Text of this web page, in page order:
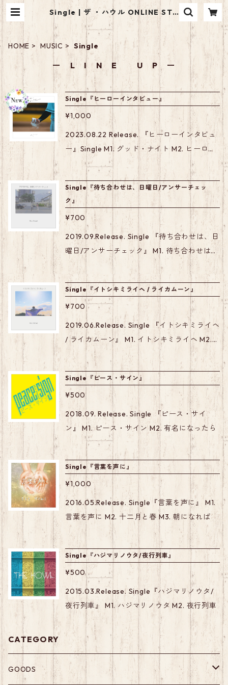
Single | ザ ・ハウル ONLINE STO
RE
HOME MUSIC Single
ー L I N E U P ー
Single『ヒーローインタビュー』
¥1,000
2023.08.22 Release. 『ヒーローインタビュ
ー』Single M1. グッド・ナイト M2. ヒーロー
インタビュー M3. アイニードユー
Single『待ち合わせは、日曜日/アンサーチェッ
ク』
¥700
2019.09.Release. Single 『待ち合わせは、日
曜日/アンサーチェック』 M1. 待ち合わせは、
日曜日 M2. アンサーチェック
Single『イトシキミライヘ / ライカムーン』
¥700
2019.06.Release. Single 『イトシキミライヘ
/ ライカムーン』 M1. イトシキミライヘ M2.
ライカムーン
Single『ピース・サイン』
¥500
2018.09. Release. Single 『ピース・サイ
ン』 M1. ピース・サイン M2. 有名になったら
Single『言葉を声に』
¥1,000
2016.05.Release. Single『言葉を声に』 M1.
言葉を声に M2. 十二月と春 M3. 朝になれば
Single『ハジマリノウタ/夜行列車』
¥500
2015.03.Release. Single『ハジマリノウタ/
夜行列車』 M1. ハジマリノウタ M2. 夜行列車
CATEGORY
GOODS